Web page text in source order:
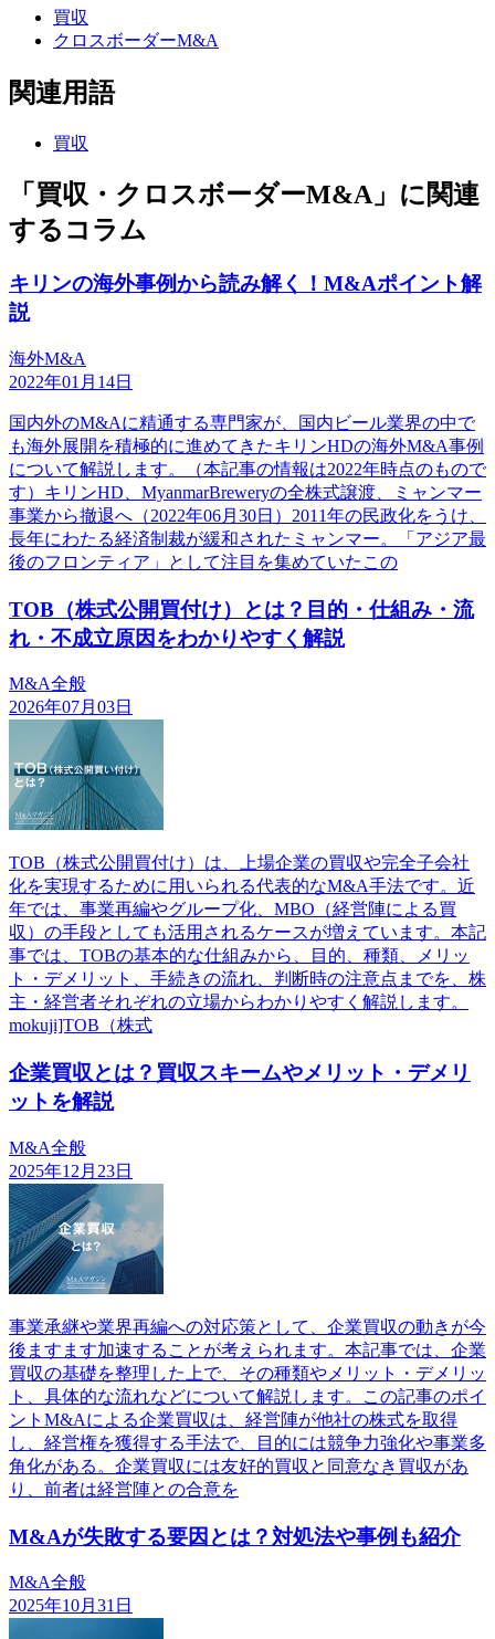
買収
クロスボーダーM&A
関連用語
買収
「買収・クロスボーダーM&A」に関連
するコラム
キリンの海外事例から読み解く！M&Aポイント解
説
海外M&A
2022年01月14日
国内外のM&Aに精通する専門家が、国内ビール業界の中で
も海外展開を積極的に進めてきたキリンHDの海外M&A事例
について解説します。（本記事の情報は2022年時点のもので
す）キリンHD、MyanmarBreweryの全株式譲渡、ミャンマー
事業から撤退へ（2022年06月30日）2011年の民政化をうけ、
長年にわたる経済制裁が緩和されたミャンマー。「アジア最
後のフロンティア」として注目を集めていたこの
TOB（株式公開買付け）とは？目的・仕組み・流
れ・不成立原因をわかりやすく解説
M&A全般
2026年07月03日
TOB（株式公開買付け）は、上場企業の買収や完全子会社
化を実現するために用いられる代表的なM&A手法です。近
年では、事業再編やグループ化、MBO（経営陣による買
収）の手段としても活用されるケースが増えています。本記
事では、TOBの基本的な仕組みから、目的、種類、メリッ
ト・デメリット、手続きの流れ、判断時の注意点までを、株
主・経営者それぞれの立場からわかりやすく解説します。
mokuji]TOB（株式
企業買収とは？買収スキームやメリット・デメリ
ットを解説
M&A全般
2025年12月23日
事業承継や業界再編への対応策として、企業買収の動きが今
後ますます加速することが考えられます。本記事では、企業
買収の基礎を整理した上で、その種類やメリット・デメリッ
ト、具体的な流れなどについて解説します。この記事のポイ
ントM&Aによる企業買収は、経営陣が他社の株式を取得
し、経営権を獲得する手法で、目的には競争力強化や事業多
角化がある。企業買収には友好的買収と同意なき買収があ
り、前者は経営陣との合意を
M&Aが失敗する要因とは？対処法や事例も紹介
M&A全般
2025年10月31日